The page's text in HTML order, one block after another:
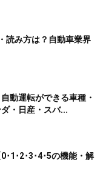
読み方は？自動車業界
動運転ができる車種・
・日産・スバ...
･1･2･3･4･5の機能・解